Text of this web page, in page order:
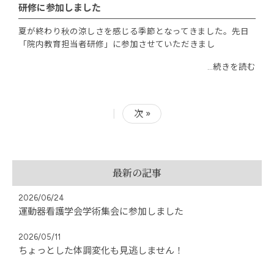
研修に参加しました
夏が終わり秋の涼しさを感じる季節となってきました。先日
「院内教育担当者研修」に参加させていただきまし
...続きを読む
次 »
最新の記事
2026/06/24
運動器看護学会学術集会に参加しました
2026/05/11
ちょっとした体調変化も見逃しません！